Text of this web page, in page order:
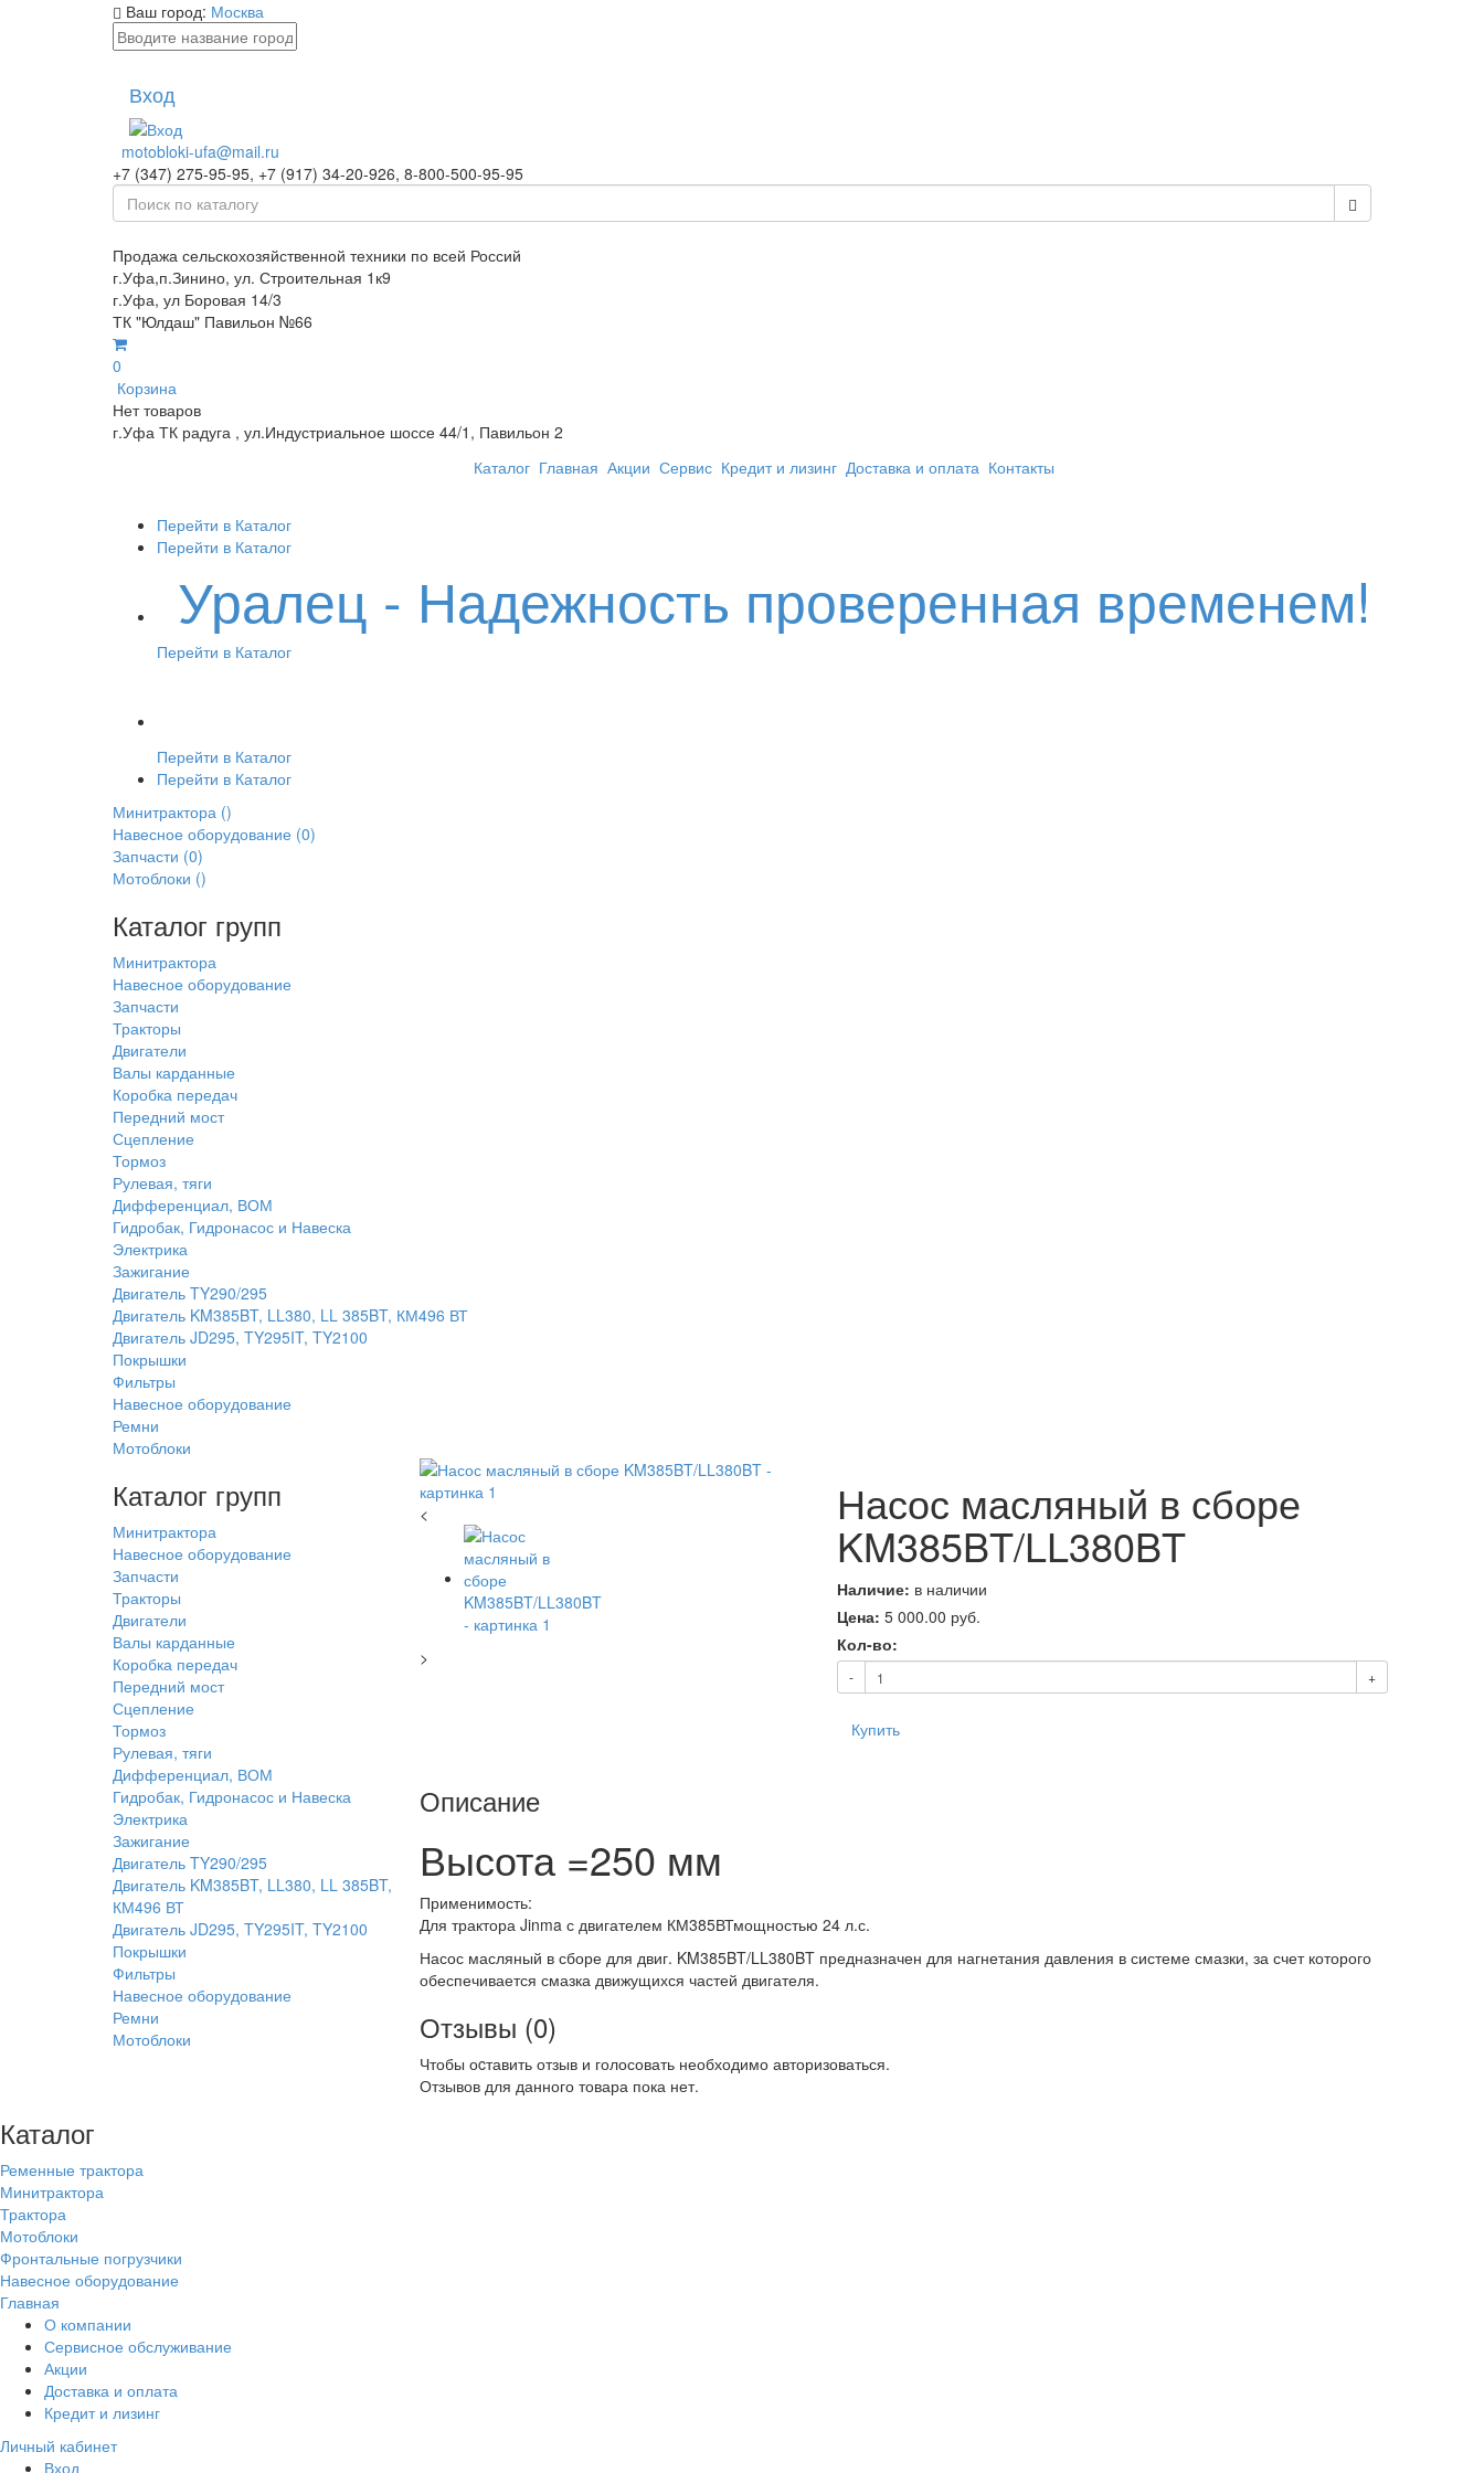
Ваш город: Москва
Вход
motobloki-ufa@mail.ru
+7 (347) 275-95-95, +7 (917) 34-20-926, 8-800-500-95-95
Продажа сельскохозяйственной техники по всей Россий
г.Уфа,п.Зинино, ул. Строительная 1к9
г.Уфа, ул Боровая 14/3
ТК "Юлдаш" Павильон №66
0
Корзина
Нет товаров
г.Уфа ТК радуга , ул.Индустриальное шоссе 44/1, Павильон 2
Каталог Главная Акции Сервис Кредит и лизинг Доставка и оплата Контакты
Перейти в Каталог
Перейти в Каталог
Уралец - Надежность проверенная временем!
Перейти в Каталог
Перейти в Каталог
Перейти в Каталог
Минитрактора ()
Навесное оборудование (0)
Запчасти (0)
Мотоблоки ()
Каталог групп
Минитрактора
Навесное оборудование
Запчасти
Тракторы
Двигатели
Валы карданные
Коробка передач
Передний мост
Сцепление
Тормоз
Рулевая, тяги
Дифференциал, ВОМ
Гидробак, Гидронасос и Навеска
Электрика
Зажигание
Двигатель TY290/295
Двигатель KM385BT, LL380, LL 385BT, КМ496 ВТ
Двигатель JD295, TY295IT, TY2100
Покрышки
Фильтры
Навесное оборудование
Ремни
Мотоблоки
Каталог групп
Минитрактора
Навесное оборудование
Запчасти
Тракторы
Двигатели
Валы карданные
Коробка передач
Передний мост
Сцепление
Тормоз
Рулевая, тяги
Дифференциал, ВОМ
Гидробак, Гидронасос и Навеска
Электрика
Зажигание
Двигатель TY290/295
Двигатель KM385BT, LL380, LL 385BT,
КМ496 ВТ
Двигатель JD295, TY295IT, TY2100
Покрышки
Фильтры
Навесное оборудование
Ремни
Мотоблоки
<
>
Насос масляный в сборе
KM385BT/LL380BT
Наличие: в наличии
Цена: 5 000.00 руб.
Кол-во:
- +
Купить
Описание
Высота =250 мм
Применимость:
Для трактора Jinma с двигателем КМ385ВТмощностью 24 л.с.
Насос масляный в сборе для двиг. KM385BT/LL380BT предназначен для нагнетания давления в системе смазки, за счет которого
обеспечивается смазка движущихся частей двигателя.
Отзывы (0)
Чтобы оcтавить отзыв и голосовать необходимо авторизоваться.
Отзывов для данного товара пока нет.
Каталог
Ременные трактора
Минитрактора
Трактора
Мотоблоки
Фронтальные погрузчики
Навесное оборудование
Главная
О компании
Сервисное обслуживание
Акции
Доставка и оплата
Кредит и лизинг
Личный кабинет
Вход